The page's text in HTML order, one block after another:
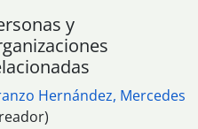
y
Hernández, Mercedes